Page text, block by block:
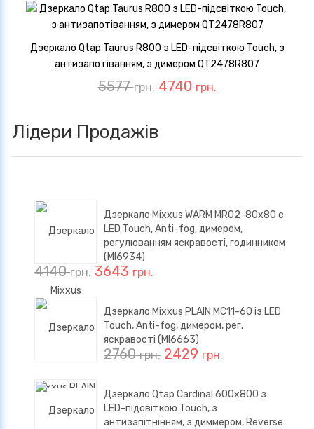
Дзеркало Qtap Taurus R800 з LED-підсвіткою Touch, з
антизапотіванням, з димером QT2478R807
5577грн. 4740 грн.
Лідери Продажів
Дзеркало Mixxus WARM MR02-80x80 с
LED Touch, Anti-fog, димером,
регулюванням яскравості, годинником
(MI6934)
4140грн. 3643 грн.
Дзеркало Mixxus PLAIN MC11-60 із LED
Touch, Anti-fog, димером, рег.
яскравості (MI6663)
2760грн. 2429 грн.
Дзеркало Qtap Cardinal 600х800 з
LED-підсвіткою Touch, з
антизапітнінням, з диммером, Reverse